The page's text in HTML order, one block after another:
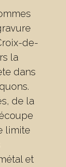
de-
la
dans
de la
limite
et